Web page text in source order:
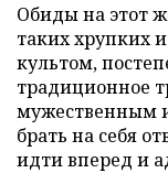
Обиды на этот
таких хрупких
культом,
традиционное
мужественным
брать на себя
идти вперед и